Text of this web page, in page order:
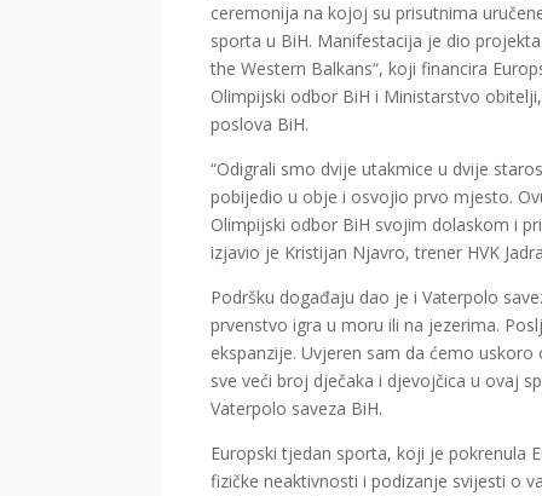
ceremonija na kojoj su prisutnima
sporta u BiH. Manifestacija je dio
the Western Balkans“, koji financira
Olimpijski odbor BiH i Ministarstvo
poslova BiH.
“Odigrali smo dvije utakmice u dvije
pobijedio u obje i osvojio prvo mjesto.
Olimpijski odbor BiH svojim dolaskom i
izjavio je Kristijan Njavro, trener HVK
Podršku događaju dao je i Vaterpolo
prvenstvo igra u moru ili na jezerima.
ekspanzije. Uvjeren sam da ćemo
sve veći broj dječaka i djevojčica u ovaj
Vaterpolo saveza BiH.
Europski tjedan sporta, koji je pokrenula
fizičke neaktivnosti i podizanje svijesti o